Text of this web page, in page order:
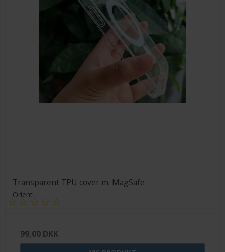
Transparent TPU cover m. MagSafe
Orient
99,00 DKK